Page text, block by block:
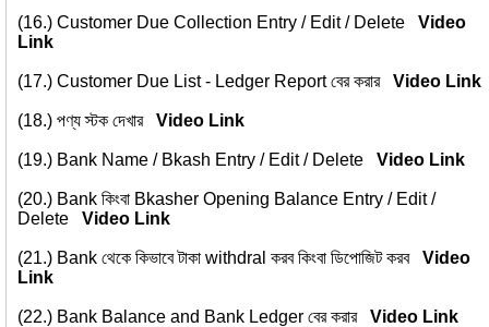
(16.) Customer Due Collection Entry / Edit / Delete Video
Link
(17.) Customer Due List - Ledger Report বের করার Video Link
(18.) পণ্য স্টক দেখার Video Link
(19.) Bank Name / Bkash Entry / Edit / Delete Video Link
(20.) Bank কিংবা Bkasher Opening Balance Entry / Edit /
Delete Video Link
(21.) Bank থেকে কিভাবে টাকা withdral করব কিংবা ডিপোজিট করব Video
Link
(22.) Bank Balance and Bank Ledger বের করার Video Link